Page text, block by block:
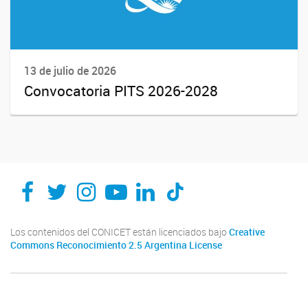
13 de julio de 2026
Convocatoria PITS 2026-2028
Los contenidos del CONICET están licenciados bajo Creative
Commons Reconocimiento 2.5 Argentina License